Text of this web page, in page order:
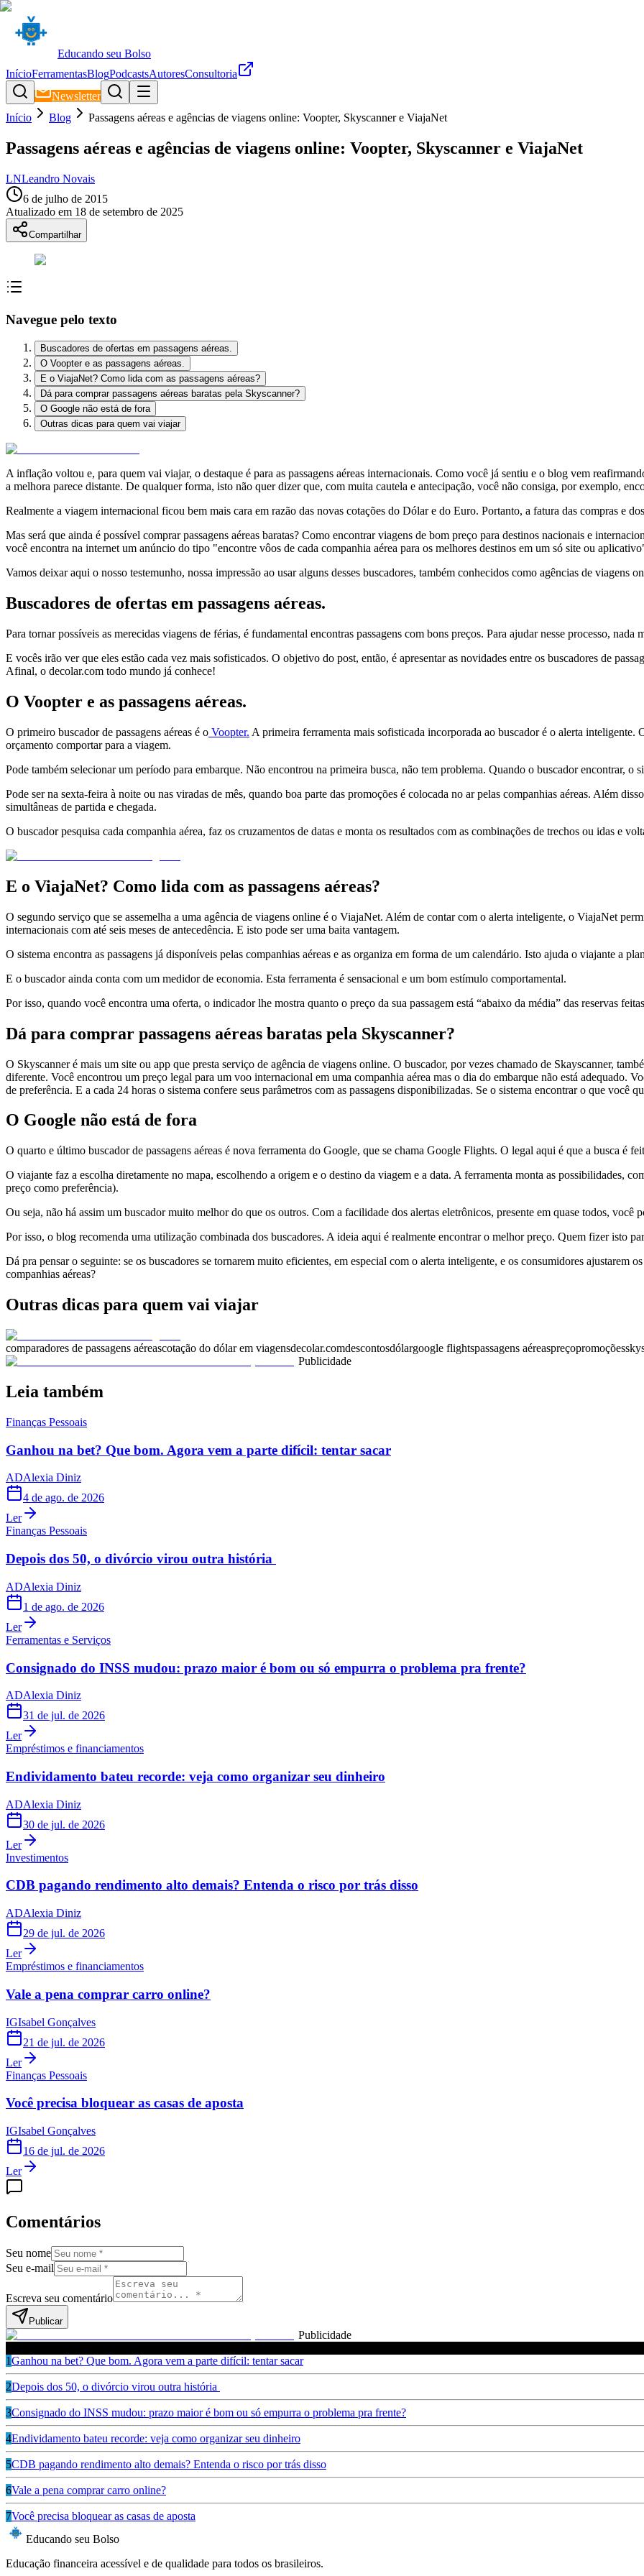
Educando seu Bolso
InícioFerramentasBlogPodcastsAutoresConsultoria
Newsletter
Início
Blog Passagens aéreas e agências de viagens online: Voopter, Skyscanner e ViajaNet
Passagens aéreas e agências de viagens online: Voopter, Skyscanner e ViajaNet
LNLeandro Novais
6 de julho de 2015
Atualizado em 18 de setembro de 2025
Compartilhar
Navegue pelo texto
Buscadores de ofertas em passagens aéreas.
O Voopter e as passagens aéreas.
E o ViajaNet? Como lida com as passagens aéreas?
Dá para comprar passagens aéreas baratas pela Skyscanner?
O Google não está de fora
Outras dicas para quem vai viajar
A inflação voltou e, para quem vai viajar, o destaque é para as passagens aéreas internacionais. Como você já sentiu e o blog vem
a melhora parece distante. De qualquer forma, isto não quer dizer que, com muita cautela e antecipação, você não consiga, por exemplo,
Realmente a viagem internacional ficou bem mais cara em razão das novas cotações do Dólar e do Euro. Portanto, a fatura das compras e
Mas será que ainda é possível comprar passagens aéreas baratas? Como encontrar viagens de bom preço para destinos nacionais e
você encontra na internet um anúncio do tipo "encontre vôos de cada companhia aérea para os melhores destinos em um só site ou
Vamos deixar aqui o nosso testemunho, nossa impressão ao usar alguns desses buscadores, também conhecidos como agências de viagens
Buscadores de ofertas em passagens aéreas.
Para tornar possíveis as merecidas viagens de férias, é fundamental encontras passagens com bons preços. Para ajudar nesse processo, nada
E vocês irão ver que eles estão cada vez mais sofisticados. O objetivo do post, então, é apresentar as novidades entre os buscadores de
Afinal, o decolar.com todo mundo já conhece!
O Voopter e as passagens aéreas.
O primeiro buscador de passagens aéreas é o Voopter. A primeira ferramenta mais sofisticada incorporada ao buscador é o alerta
orçamento comportar para a viagem.
Pode também selecionar um período para embarque. Não encontrou na primeira busca, não tem problema. Quando o buscador encontrar, o
Pode ser na sexta-feira à noite ou nas viradas de mês, quando boa parte das promoções é colocada no ar pelas companhias aéreas. Além
simultâneas de partida e chegada.
O buscador pesquisa cada companhia aérea, faz os cruzamentos de datas e monta os resultados com as combinações de trechos ou idas e
E o ViajaNet? Como lida com as passagens aéreas?
O segundo serviço que se assemelha a uma agência de viagens online é o ViajaNet. Além de contar com o alerta inteligente, o ViajaNet
internacionais com até seis meses de antecedência. E isto pode ser uma baita vantagem.
O sistema encontra as passagens já disponíveis pelas companhias aéreas e as organiza em forma de um calendário. Isto ajuda o viajante a
E o buscador ainda conta com um medidor de economia. Esta ferramenta é sensacional e um bom estímulo comportamental.
Por isso, quando você encontra uma oferta, o indicador lhe mostra quanto o preço da sua passagem está “abaixo da média” das reservas
Dá para comprar passagens aéreas baratas pela Skyscanner?
O Skyscanner é mais um site ou app que presta serviço de agência de viagens online. O buscador, por vezes chamado de Skayscanner,
diferente. Você encontrou um preço legal para um voo internacional em uma companhia aérea mas o dia do embarque não está adequado.
de preferência. E a cada 24 horas o sistema confere seus parâmetros com as passagens disponibilizadas. Se o sistema encontrar o que você
O Google não está de fora
O quarto e último buscador de passagens aéreas é nova ferramenta do Google, que se chama Google Flights. O legal aqui é que a busca é
O viajante faz a escolha diretamente no mapa, escolhendo a origem e o destino da viagem e a data. A ferramenta monta as possibilidades,
preço como preferência).
Ou seja, não há assim um buscador muito melhor do que os outros. Com a facilidade dos alertas eletrônicos, presente em quase todos, você
Por isso, o blog recomenda uma utilização combinada dos buscadores. A ideia aqui é realmente encontrar o melhor preço. Quem fizer isto
Dá pra pensar o seguinte: se os buscadores se tornarem muito eficientes, em especial com o alerta inteligente, e os consumidores ajustarem
companhias aéreas?
Outras dicas para quem vai viajar
comparadores de passagens aéreascotação do dólar em viagensdecolar.comdescontosdólargoogle flightspassagens aéreaspreçopromoções
Publicidade
Leia também
Finanças Pessoais
Ganhou na bet? Que bom. Agora vem a parte difícil: tentar sacar
ADAlexia Diniz
4 de ago. de 2026
Ler
Finanças Pessoais
Depois dos 50, o divórcio virou outra história
ADAlexia Diniz
1 de ago. de 2026
Ler
Ferramentas e Serviços
Consignado do INSS mudou: prazo maior é bom ou só empurra o problema pra frente?
ADAlexia Diniz
31 de jul. de 2026
Ler
Empréstimos e financiamentos
Endividamento bateu recorde: veja como organizar seu dinheiro
ADAlexia Diniz
30 de jul. de 2026
Ler
Investimentos
CDB pagando rendimento alto demais? Entenda o risco por trás disso
ADAlexia Diniz
29 de jul. de 2026
Ler
Empréstimos e financiamentos
Vale a pena comprar carro online?
IGIsabel Gonçalves
21 de jul. de 2026
Ler
Finanças Pessoais
Você precisa bloquear as casas de aposta
IGIsabel Gonçalves
16 de jul. de 2026
Ler
Comentários
Seu nome
Seu e-mail
Escreva seu comentário
Publicar
Publicidade
1Ganhou na bet? Que bom. Agora vem a parte difícil: tentar sacar
2Depois dos 50, o divórcio virou outra história
3Consignado do INSS mudou: prazo maior é bom ou só empurra o problema pra frente?
4Endividamento bateu recorde: veja como organizar seu dinheiro
5CDB pagando rendimento alto demais? Entenda o risco por trás disso
6Vale a pena comprar carro online?
7Você precisa bloquear as casas de aposta
Educando seu Bolso
Educação financeira acessível e de qualidade para todos os brasileiros.